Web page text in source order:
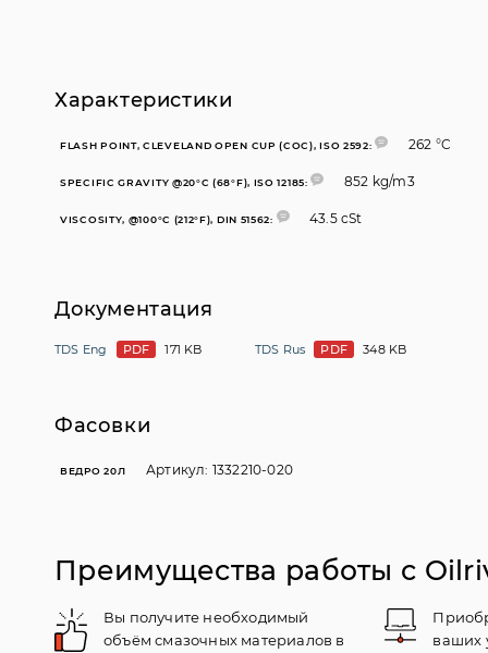
Характеристики
FLASH POINT, CLEVELAND OPEN CUP (COC), ISO 2592: 262 °C
SPECIFIC GRAVITY @20°C (68°F), ISO 12185: 852 kg/m3
VISCOSITY, @100°C (212°F), DIN 51562: 43.5 cSt
Документация
TDS Eng PDF 171 KB TDS Rus PDF 348 KB
Фасовки
ВЕДРО 20Л Артикул: 1332210-020
Преимущества работы с
Вы получите необходимый
объём смазочных материалов в
ваших